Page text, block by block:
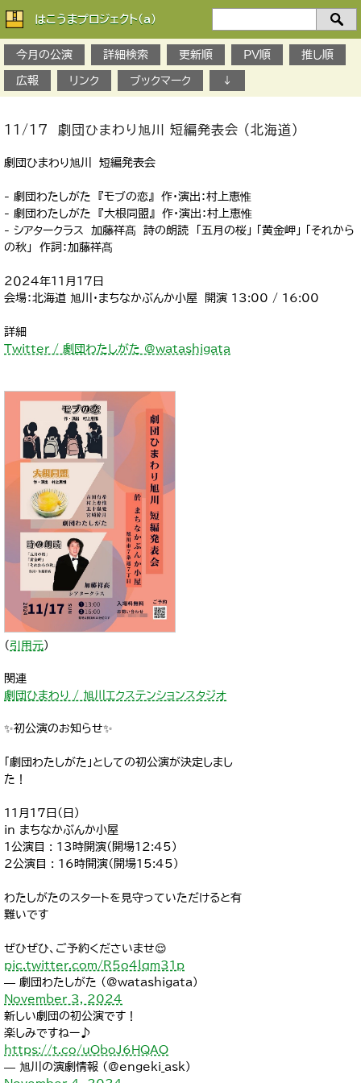
はこうまプロジェクト(a)
今月の公演
詳細検索 更新順 PV順 推し順
広報 リンク ブックマーク ↓
11/17 劇団ひまわり旭川 短編発表会 （北海道）
劇団ひまわり旭川 短編発表会
- 劇団わたしがた 『モブの恋』 作・演出：村上恵惟
- 劇団わたしがた 『大根同盟』 作・演出：村上恵惟
- シアタークラス 加藤祥髙 詩の朗読 「五月の桜」 「黄金岬」 「それから
の秋」 作詞：加藤祥髙
２０２４年11月17日
会場：北海道 旭川・まちなかぶんか小屋 開演 13:00 / 16:00
詳細
Twitter / 劇団わたしがた @watashigata
（ 引用元）
関連
劇団ひまわり / 旭川エクステンションスタジオ
✨初公演のお知らせ✨️
「劇団わたしがた」としての初公演が決定しまし
た！
11月17日(日)
in まちなかぶんか小屋
1公演目 : 13時開演（開場12:45）
2公演目 : 16時開演（開場15:45）
わたしがたのスタートを見守っていただけると有
難いです
ぜひぜひ、ご予約くださいませ😌
pic.twitter.com/R5o4lqm31p
— 劇団わたしがた (@watashigata)
November 3, 2024
新しい劇団の初公演です！
楽しみですねー♪
https://t.co/uOboJ6HQAO
— 旭川の演劇情報 (@engeki_ask)